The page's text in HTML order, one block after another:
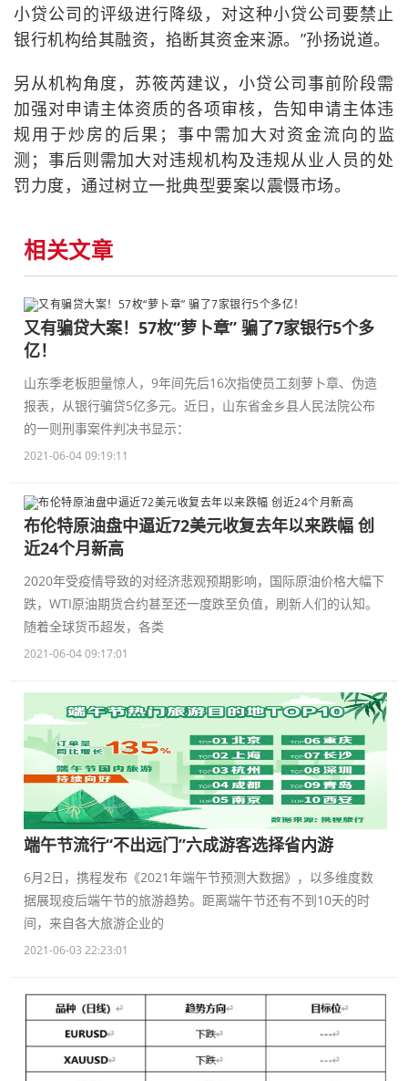
小贷公司的评级进行降级，对这种小贷公司要禁止
银行机构给其融资，掐断其资金来源。”孙扬说道。
另从机构角度，苏筱芮建议，小贷公司事前阶段需
加强对申请主体资质的各项审核，告知申请主体违
规用于炒房的后果；事中需加大对资金流向的监
测；事后则需加大对违规机构及违规从业人员的处
罚力度，通过树立一批典型要案以震慑市场。
相关文章
又有骗贷大案！57枚“萝卜章” 骗了7家银行5个多
亿！
山东季老板胆量惊人，9年间先后16次指使员工刻萝卜章、伪造
报表，从银行骗贷5亿多元。近日，山东省金乡县人民法院公布
的一则刑事案件判决书显示：
2021-06-04 09:19:11
布伦特原油盘中逼近72美元收复去年以来跌幅 创
近24个月新高
2020年受疫情导致的对经济悲观预期影响，国际原油价格大幅下
跌，WTI原油期货合约甚至还一度跌至负值，刷新人们的认知。
随着全球货币超发，各类
2021-06-04 09:17:01
端午节流行“不出远门”六成游客选择省内游
6月2日，携程发布《2021年端午节预测大数据》，以多维度数
据展现疫后端午节的旅游趋势。距离端午节还有不到10天的时
间，来自各大旅游企业的
2021-06-03 22:23:01